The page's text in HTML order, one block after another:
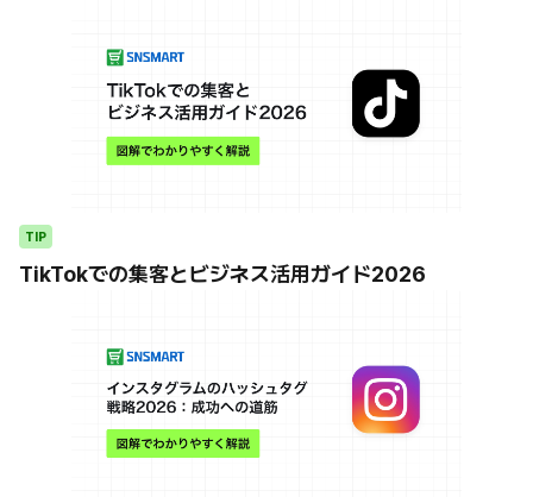
TIP
TikTokでの集客とビジネス活用ガイド2026